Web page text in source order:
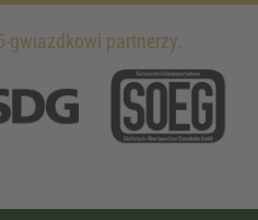
gwiazdkowi partnerzy.